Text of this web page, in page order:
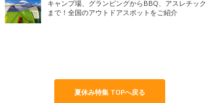
キャンプ場、グランピングからBBQ、アスレチック
まで！全国のアウトドアスポットをご紹介
夏休み特集 TOPへ戻る